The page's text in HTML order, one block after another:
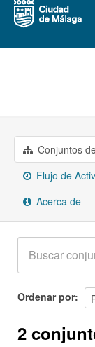
Grupos
Acerca de
Conjuntos
Flujo de
Acerca de
Ordenar por
2